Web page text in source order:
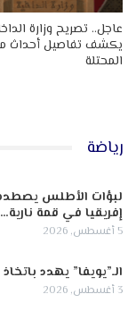
عاجل.. تصريح وزارة
يكشف تفاصيل أحداث
المحتلة
رياضة
لبؤات الأطلس
إفريقيا في قمة نارية…
5 أغسطس, 2026
الـ”يويفا” يهدد
3 أغسطس, 2026